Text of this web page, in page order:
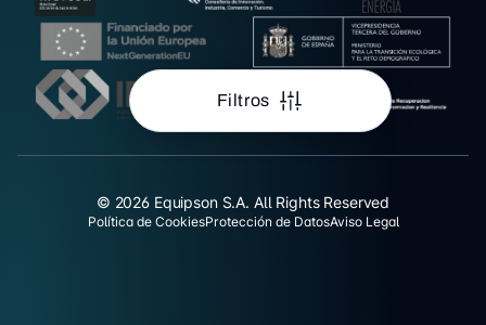
Filtros
© 2026 Equipson S.A. All Rights Reserved
Política de CookiesProtección de DatosAviso Legal